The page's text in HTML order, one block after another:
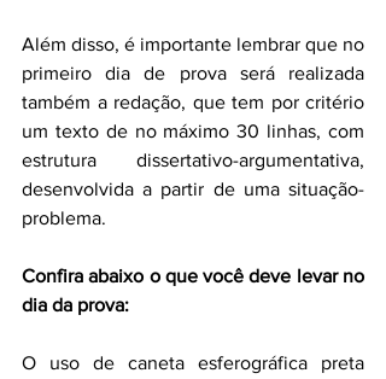
Além disso, é importante lembrar que no
primeiro dia de prova será realizada
também a redação, que tem por critério
um texto de no máximo 30 linhas, com
estrutura dissertativo-argumentativa,
desenvolvida a partir de uma situação-
problema.
Confira abaixo o que você deve levar no
dia da prova:
O uso de caneta esferográfica preta